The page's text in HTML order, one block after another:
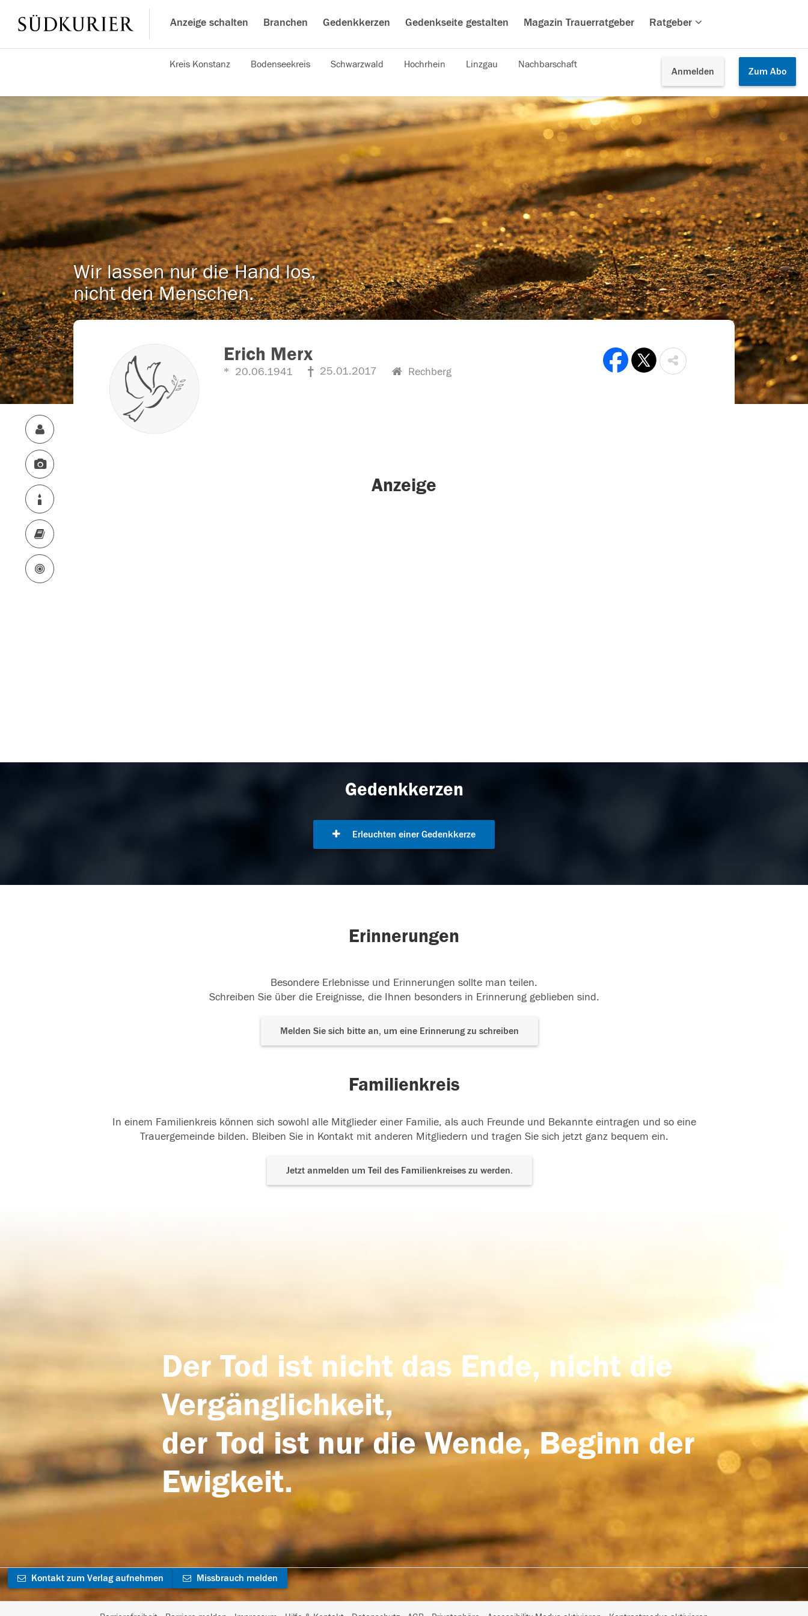
Anzeige schalten Branchen Gedenkkerzen Gedenkseite gestalten Magazin Trauerratgeber Ratgeber
Anmelden Zum Abo
Kreis Konstanz Bodenseekreis Schwarzwald Hochrhein Linzgau Nachbarschaft
Wir lassen nur die Hand los,
nicht den Menschen.
Erich Merx
20.06.1941 25.01.2017 Rechberg
Anzeige
Gedenkkerzen
Erleuchten einer Gedenkkerze
Erinnerungen
Besondere Erlebnisse und Erinnerungen sollte man teilen.
Schreiben Sie über die Ereignisse, die Ihnen besonders in Erinnerung geblieben sind.
Melden Sie sich bitte an, um eine Erinnerung zu schreiben
Familienkreis
In einem Familienkreis können sich sowohl alle Mitglieder einer Familie, als auch Freunde und Bekannte eintragen und so eine
Trauergemeinde bilden. Bleiben Sie in Kontakt mit anderen Mitgliedern und tragen Sie sich jetzt ganz bequem ein.
Jetzt anmelden um Teil des Familienkreises zu werden.
Der Tod ist nicht das Ende, nicht die
Vergänglichkeit,
der Tod ist nur die Wende, Beginn der
Ewigkeit.
Kontakt zum Verlag aufnehmen Missbrauch melden